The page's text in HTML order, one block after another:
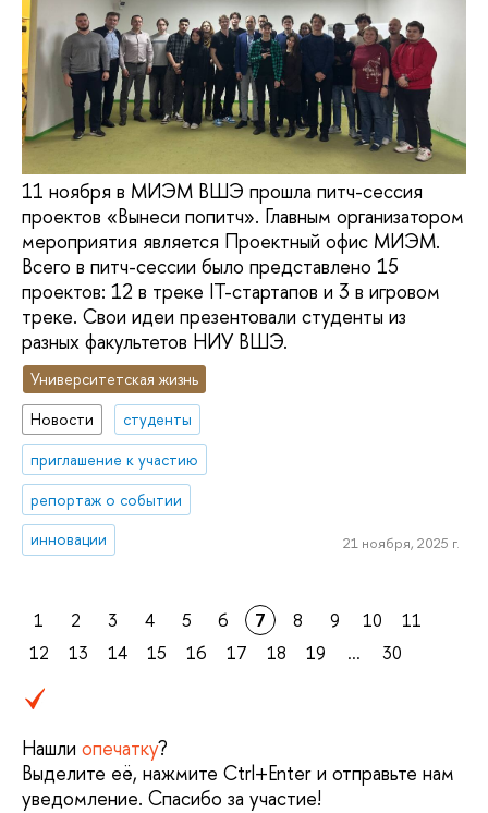
11 ноября в МИЭМ ВШЭ прошла питч-сессия
проектов «Вынеси попитч». Главным организатором
мероприятия является Проектный офис МИЭМ.
Всего в питч-сессии было представлено 15
проектов: 12 в треке IT-стартапов и 3 в игровом
треке. Свои идеи презентовали студенты из
разных факультетов НИУ ВШЭ.
Университетская жизнь
Новости
студенты
приглашение к участию
репортаж о событии
инновации
21 ноября, 2025 г.
1 2 3 4 5 6 7 8 9 10
11
12
13 14 15 16 17 18 19 ... 30
Нашли опечатку?
Выделите её, нажмите Ctrl+Enter и отправьте нам
уведомление. Спасибо за участие!